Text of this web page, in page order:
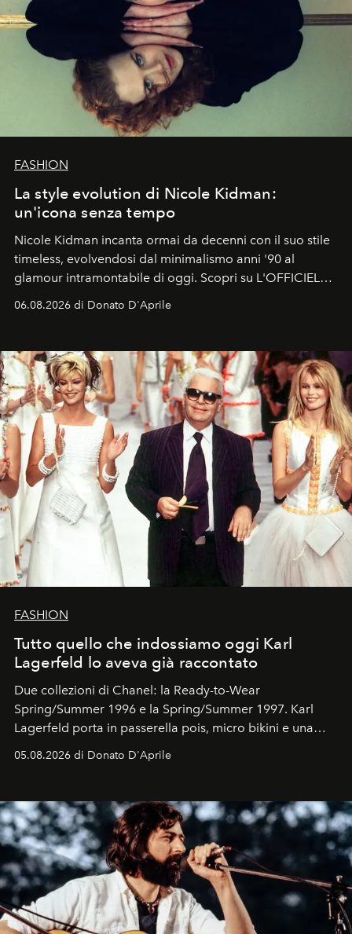
FASHION
La style evolution di Nicole Kidman:
un'icona senza tempo
Nicole Kidman incanta ormai da decenni con il suo stile
timeless, evolvendosi dal minimalismo anni '90 al
glamour intramontabile di oggi. Scopri su L'OFFICIEL
Italia la sua style evolution.
06.08.2026 di Donato D'Aprile
FASHION
Tutto quello che indossiamo oggi Karl
Lagerfeld lo aveva già raccontato
Due collezioni di Chanel: la Ready-to-Wear
Spring/Summer 1996 e la Spring/Summer 1997. Karl
Lagerfeld porta in passerella pois, micro bikini e una
logomania pensata per la spiaggia
Kate, Claudia e Carla una dietro l'altra. Trent'anni dopo,
uno dei documenti più contemporanei che abbiamo.
05.08.2026 di Donato D'Aprile